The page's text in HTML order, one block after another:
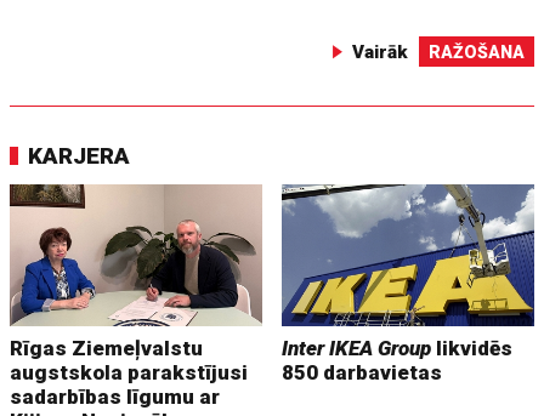
Vairāk RAŽOŠANA
KARJERA
Rīgas Ziemeļvalstu
augstskola parakstījusi
sadarbības līgumu ar
Inter IKEA Group likvidēs
850 darbavietas